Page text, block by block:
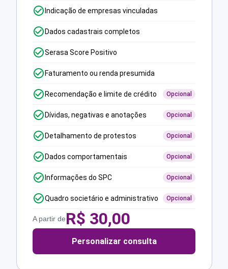
Indicação de empresas vinculadas
Dados cadastrais completos
Serasa Score Positivo
Faturamento ou renda presumida
Recomendação e limite de crédito Opcional
Dívidas, negativas e anotações Opcional
Detalhamento de protestos Opcional
Dados comportamentais Opcional
Informações do SPC Opcional
Quadro societário e administrativo Opcional
A partir deR$ 30,00
Personalizar consulta